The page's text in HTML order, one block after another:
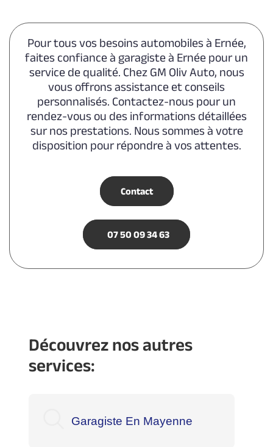
Pour tous vos besoins automobiles à Ernée,
faites confiance à garagiste à Ernée pour un
service de qualité. Chez GM Oliv Auto, nous
vous offrons assistance et conseils
personnalisés. Contactez-nous pour un
rendez-vous ou des informations détaillées
sur nos prestations. Nous sommes à votre
disposition pour répondre à vos attentes.
Contact
07 50 09 34 63
Découvrez nos autres
services:
Garagiste En Mayenne